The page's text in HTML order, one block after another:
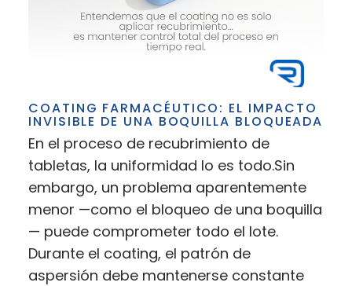
COATING FARMACÉUTICO: EL IMPACTO
INVISIBLE DE UNA BOQUILLA BLOQUEADA
En el proceso de recubrimiento de
tabletas, la uniformidad lo es todo.Sin
embargo, un problema aparentemente
menor —como el bloqueo de una boquilla
— puede comprometer todo el lote.
Durante el coating, el patrón de
aspersión debe mantenerse constante